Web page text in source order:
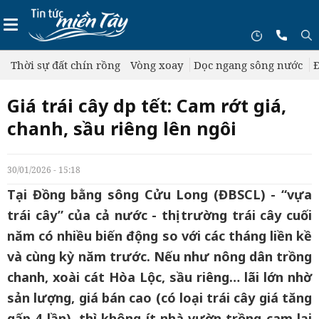
Thời sự đất chín rồng Vòng xoay Dọc ngang sông nước
Giá trái cây dịp tết: Cam rớt giá,
chanh, sầu riêng lên ngôi
30/01/2026 - 15:18
Tại Đồng bằng sông Cửu Long (ĐBSCL) - “vựa
trái cây” của cả nước - thị trường trái cây cuối
năm có nhiều biến động so với các tháng liền kề
và cùng kỳ năm trước. Nếu như nông dân trồng
chanh, xoài cát Hòa Lộc, sầu riêng… lãi lớn nhờ
sản lượng, giá bán cao (có loại trái cây giá tăng